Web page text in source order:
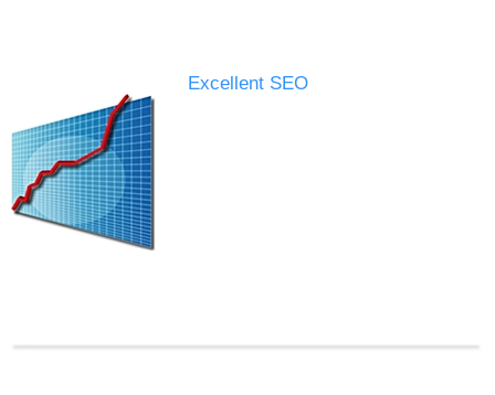
Excellent SEO